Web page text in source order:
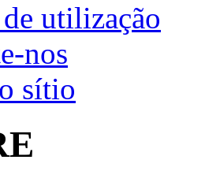
utilização
nos
sítio